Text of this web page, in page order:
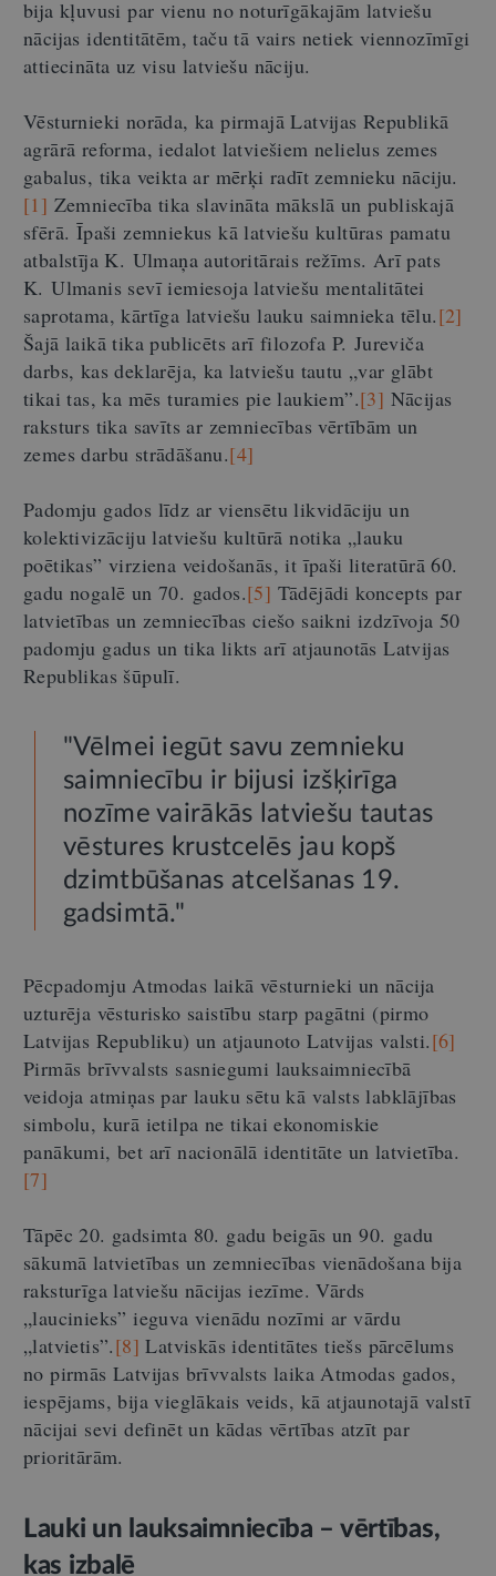
bija kļuvusi par vienu no noturīgākajām latviešu
nācijas identitātēm, taču tā vairs netiek viennozīmīgi
attiecināta uz visu latviešu nāciju.
Vēsturnieki norāda, ka pirmajā Latvijas Republikā
agrārā reforma, iedalot latviešiem nelielus zemes
gabalus, tika veikta ar mērķi radīt zemnieku nāciju.
[1] Zemniecība tika slavināta mākslā un publiskajā
sfērā. Īpaši zemniekus kā latviešu kultūras pamatu
atbalstīja K. Ulmaņa autoritārais režīms. Arī pats
K. Ulmanis sevī iemiesoja latviešu mentalitātei
saprotama, kārtīga latviešu lauku saimnieka tēlu.[2]
Šajā laikā tika publicēts arī filozofa P. Jureviča
darbs, kas deklarēja, ka latviešu tautu „var glābt
tikai tas, ka mēs turamies pie laukiem”.[3] Nācijas
raksturs tika savīts ar zemniecības vērtībām un
zemes darbu strādāšanu.[4]
Padomju gados līdz ar viensētu likvidāciju un
kolektivizāciju latviešu kultūrā notika „lauku
poētikas” virziena veidošanās, it īpaši literatūrā 60.
gadu nogalē un 70. gados.[5] Tādējādi koncepts par
latvietības un zemniecības ciešo saikni izdzīvoja 50
padomju gadus un tika likts arī atjaunotās Latvijas
Republikas šūpulī.
"Vēlmei iegūt savu zemnieku
saimniecību ir bijusi izšķirīga
nozīme vairākās latviešu tautas
vēstures krustcelēs jau kopš
dzimtbūšanas atcelšanas 19.
gadsimtā."
Pēcpadomju Atmodas laikā vēsturnieki un nācija
uzturēja vēsturisko saistību starp pagātni (pirmo
Latvijas Republiku) un atjaunoto Latvijas valsti.[6]
Pirmās brīvvalsts sasniegumi lauksaimniecībā
veidoja atmiņas par lauku sētu kā valsts labklājības
simbolu, kurā ietilpa ne tikai ekonomiskie
panākumi, bet arī nacionālā identitāte un latvietība.
[7]
Tāpēc 20. gadsimta 80. gadu beigās un 90. gadu
sākumā latvietības un zemniecības vienādošana bija
raksturīga latviešu nācijas iezīme. Vārds
„laucinieks” ieguva vienādu nozīmi ar vārdu
„latvietis”.[8] Latviskās identitātes tiešs pārcēlums
no pirmās Latvijas brīvvalsts laika Atmodas gados,
iespējams, bija vieglākais veids, kā atjaunotajā valstī
nācijai sevi definēt un kādas vērtības atzīt par
prioritārām.
Lauki un lauksaimniecība – vērtības,
kas izbalē